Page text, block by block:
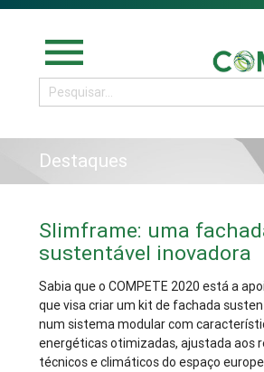
menu
Destaques
Slimframe: uma
sustentável inovadora
Sabia que o COMPETE 2020 está a
que visa criar um kit de fachada
num sistema modular com
energéticas otimizadas, ajustada aos
técnicos e climáticos do espaço